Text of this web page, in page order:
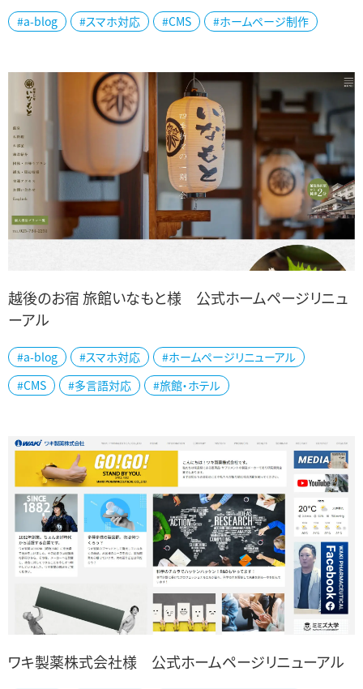
新潟市西区で、1968年創業の高津料理教室を先代から引き継ぎ、（一
社）新潟国際食養薬膳協会を設立。「国際食養薬膳師」資格認定事
#a-blog #スマホ対応 #CMS #ホームページ制作
越後湯沢温泉 越後のお宿 旅館いなもと様の公式ホームページをリ
ニューアルしました。 越後湯沢駅の目の前という好立地で、古くから
受け継がれてきた宿場町のおもてな...
越後のお宿 旅館いなもと様 公式ホームページリニュ
ーアル
#a-blog #スマホ対応
#ホームページリニューアル
#CMS
#多言語対応 #旅館・ホテル
ワキ製薬株式会社様 公式ホームページリニューアル